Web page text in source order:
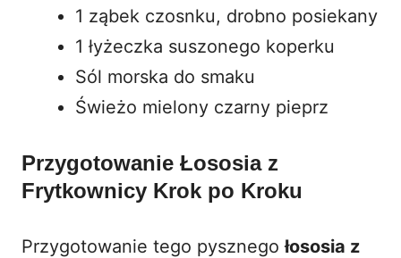
1 ząbek czosnku, drobno posiekany
1 łyżeczka suszonego koperku
Sól morska do smaku
Świeżo mielony czarny pieprz
Przygotowanie Łososia z
Frytkownicy Krok po Kroku
Przygotowanie tego pysznegołososia z